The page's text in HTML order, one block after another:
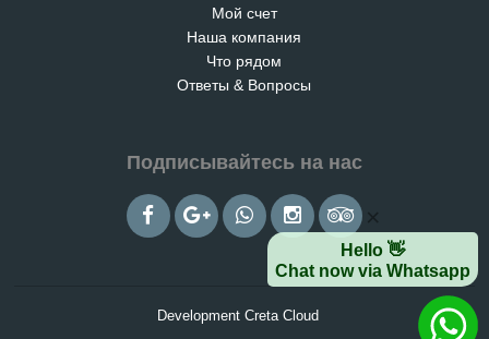
Мой счет
Наша компания
Что рядом
Ответы & Вопросы
Подписывайтесь на нас
Development Creta Cloud
×
Hello 👋
Chat now via Whatsapp